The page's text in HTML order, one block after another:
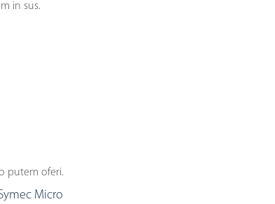
in sus.
putem oferi.
Micro